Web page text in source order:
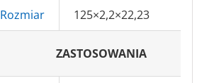
Rozmiar 125×2,2×22,23
ZASTOSOWANIA